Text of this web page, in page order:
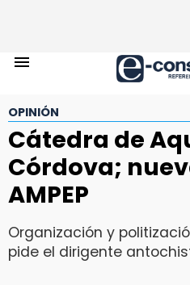
OPINIÓN
Cátedra de
Córdova;
AMPEP
Organización y
pide el dirigente